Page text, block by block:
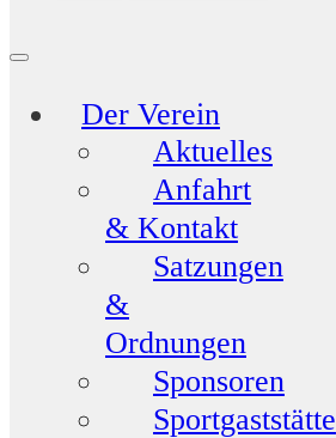
Der Verein
Aktuelles
Anfahrt
& Kontakt
Satzungen
&
Ordnungen
Sponsoren
Sportgaststätte